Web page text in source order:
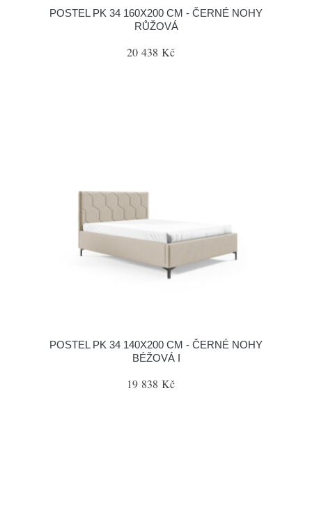
POSTEL PK 34 160X200 CM - ČERNÉ NOHY
RŮŽOVÁ
20 438 Kč
POSTEL PK 34 140X200 CM - ČERNÉ NOHY
BÉŽOVÁ I
19 838 Kč